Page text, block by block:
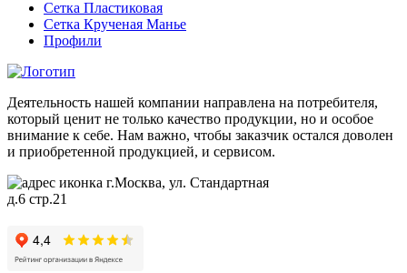
Сетка Пластиковая
Сетка Крученая Манье
Профили
Деятельность нашей компании направлена на потребителя,
который ценит не только качество продукции, но и особое
внимание к себе. Нам важно, чтобы заказчик остался доволен
и приобретенной продукцией, и сервисом.
г.Москва, ул. Стандартная
д.6 стр.21